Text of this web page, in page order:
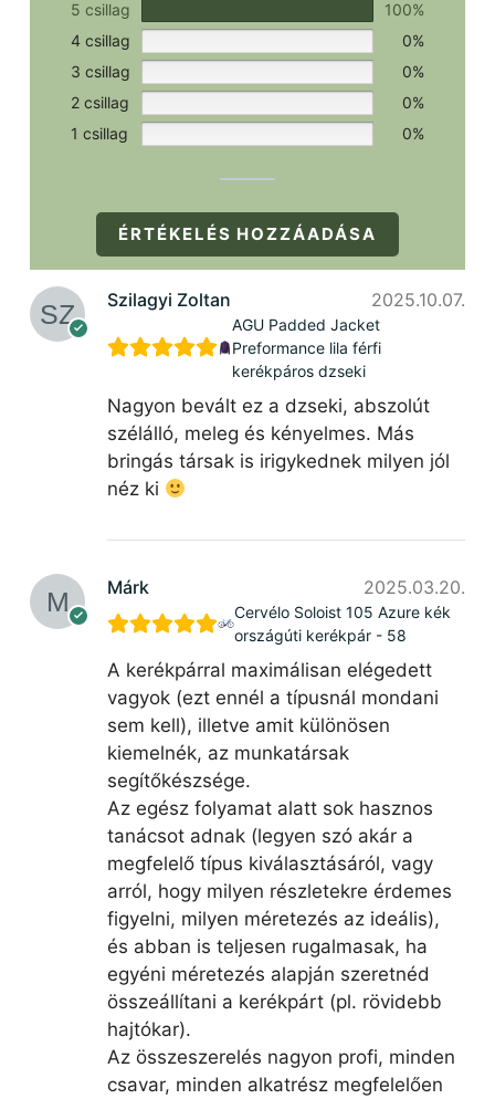
5 csillag
100%
4 csillag
0%
3 csillag
0%
2 csillag
0%
1 csillag
0%
ÉRTÉKELÉS HOZZÁADÁSA
Szilagyi Zoltan 2025.10.07.
AGU Padded Jacket
Preformance lila férfi
kerékpáros dzseki
Nagyon bevált ez a dzseki, abszolút
szélálló, meleg és kényelmes. Más
bringás társak is irigykednek milyen jól
néz ki
Márk 2025.03.20.
Cervélo Soloist 105 Azure kék
országúti kerékpár - 58
A kerékpárral maximálisan elégedett
vagyok (ezt ennél a típusnál mondani
sem kell), illetve amit különösen
kiemelnék, az munkatársak
segítőkészsége.
Az egész folyamat alatt sok hasznos
tanácsot adnak (legyen szó akár a
megfelelő típus kiválasztásáról, vagy
arról, hogy milyen részletekre érdemes
figyelni, milyen méretezés az ideális),
és abban is teljesen rugalmasak, ha
egyéni méretezés alapján szeretnéd
összeállítani a kerékpárt (pl. rövidebb
hajtókar).
Az összeszerelés nagyon profi, minden
csavar, minden alkatrész megfelelően